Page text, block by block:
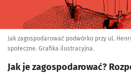
Jak zagospodarować podwórko przy ul.
społeczne. Grafika ilustracyjna.
Jak je zagospodarować?